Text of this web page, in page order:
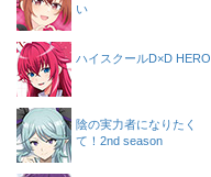
い
ハイスクールD×D HERO
陰の実力者になりたく
て！2nd season